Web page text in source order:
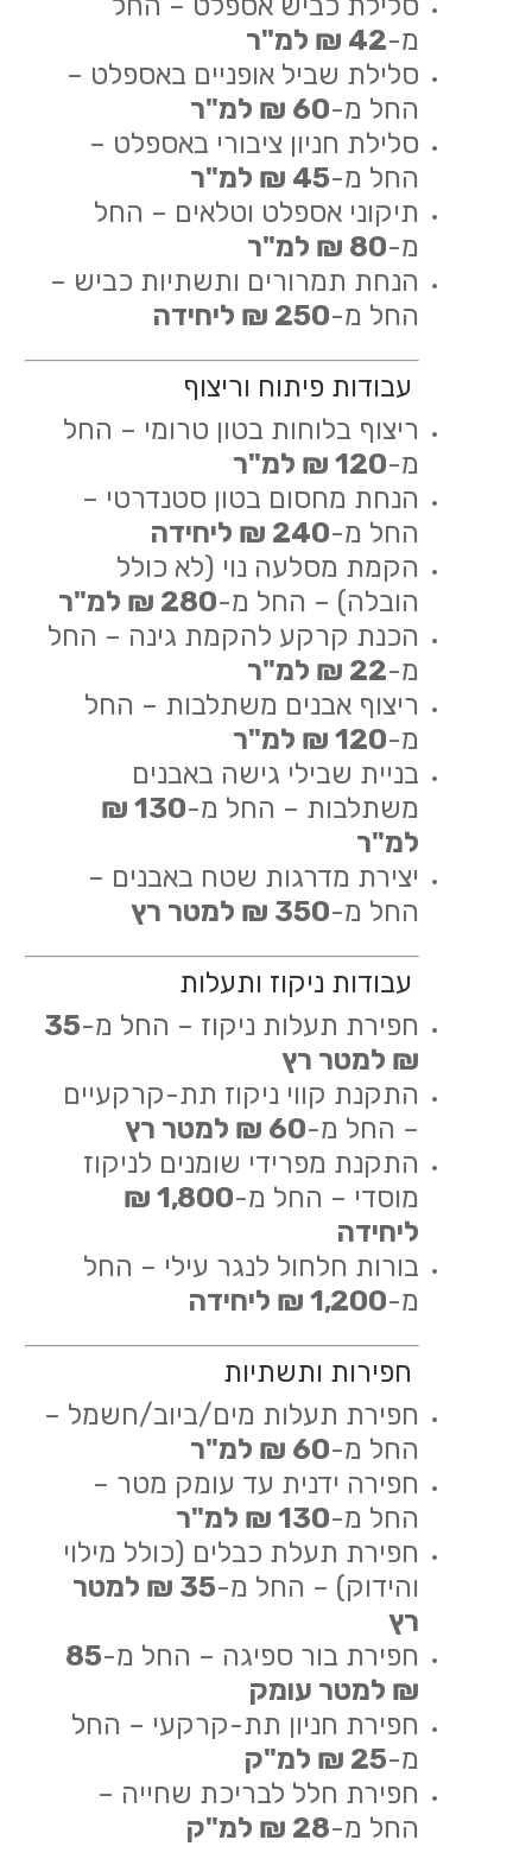
מ-42 ₪ למ"ר
סלילת שביל אופניים באספלט –
החל מ-60 ₪ למ"ר
סלילת חניון ציבורי באספלט –
החל מ-45 ₪ למ"ר
תיקוני אספלט וטלאים – החל
מ-80 ₪ למ"ר
הנחת תמרורים ותשתיות כביש –
החל מ-250 ₪ ליחידה
עבודות פיתוח וריצוף
ריצוף בלוחות בטון טרומי – החל
מ-120 ₪ למ"ר
הנחת מחסום בטון סטנדרטי –
החל מ-240 ₪ ליחידה
הקמת מסלעה נוי (לא כולל
הובלה) – החל מ-280 ₪ למ"ר
הכנת קרקע להקמת גינה – החל
מ-22 ₪ למ"ר
ריצוף אבנים משתלבות – החל
מ-120 ₪ למ"ר
בניית שבילי גישה באבנים
משתלבות – החל מ-
130 ₪
למ"ר
יצירת מדרגות שטח באבנים –
החל מ-350 ₪ למטר רץ
עבודות ניקוז ותעלות
חפירת תעלות ניקוז – החל מ-35
₪ למטר רץ
התקנת קווי ניקוז תת-קרקעיים
– החל מ-60 ₪ למטר רץ
התקנת מפרידי שומנים לניקוז
מוסדי – החל מ-
1,800 ₪
ליחידה
בורות חלחול לנגר עילי – החל
מ-1,200 ₪ ליחידה
חפירות ותשתיות
חפירת תעלות מים/ביוב/חשמל –
החל מ-60 ₪ למ"ר
חפירה ידנית עד עומק מטר –
החל מ-130 ₪ למ"ר
חפירת תעלת כבלים (כולל מילוי
והידוק) – החל מ-
35 ₪ למטר
רץ
חפירת בור ספיגה – החל מ-85
₪ למטר עומק
חפירת חניון תת-קרקעי – החל
מ-25 ₪ למ"ק
חפירת חלל לבריכת שחייה –
החל מ-28 ₪ למ"ק